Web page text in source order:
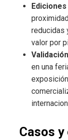
reducidas
valor por
en una
Casos